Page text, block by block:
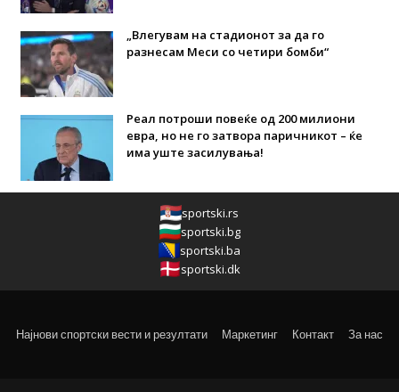
„Влегувам на стадионот за да го
разнесам Меси со четири бомби“
Реал потроши повеќе од 200 милиони
евра, но не го затвора паричникот – ќе
има уште засилувања!
sportski.rs
sportski.bg
sportski.ba
sportski.dk
Најнови спортски вести и резултати Маркетинг Контакт За нас